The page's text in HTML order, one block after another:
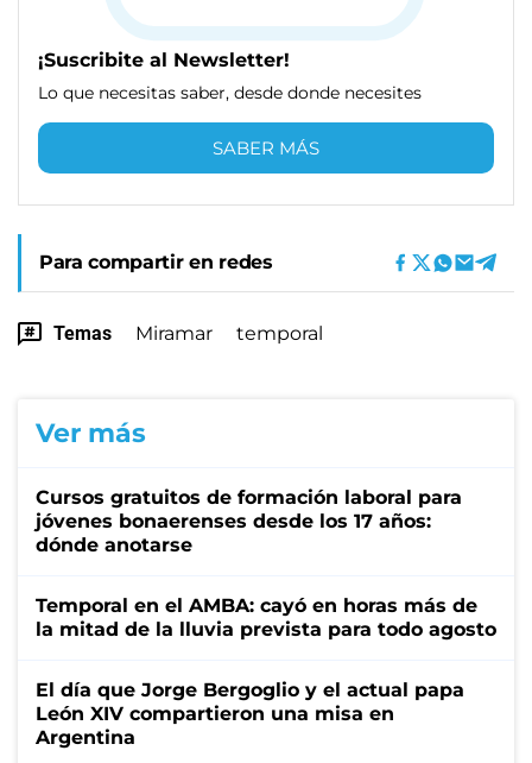
¡Suscribite al Newsletter!
Lo que necesitas saber, desde donde necesites
SABER MÁS
Para compartir en redes
Temas Miramar temporal
Ver más
Cursos gratuitos de formación laboral para
jóvenes bonaerenses desde los 17 años:
dónde anotarse
Temporal en el AMBA: cayó en horas más de
la mitad de la lluvia prevista para todo agosto
El día que Jorge Bergoglio y el actual papa
León XIV compartieron una misa en
Argentina